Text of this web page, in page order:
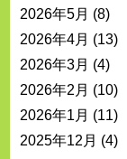
2026年5月 (8)
2026年4月 (13)
2026年3月 (4)
2026年2月 (10)
2026年1月 (11)
2025年12月 (4)